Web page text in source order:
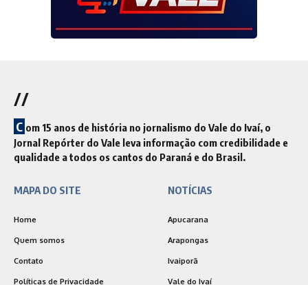
//
C om 15 anos de história no jornalismo do Vale do Ivaí, o
Jornal Repórter do Vale leva informação com credibilidade e
qualidade a todos os cantos do Paraná e do Brasil.
MAPA DO SITE
Home
Quem somos
Contato
Políticas de Privacidade
NOTÍCIAS
Apucarana
Arapongas
Ivaiporã
Vale do Ivaí